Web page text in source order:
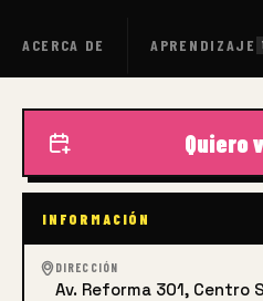
ACERCA DE APRENDIZAJE 1
Quiero
INFORMACIÓN
DIRECCIÓN
Av. Reforma 301, Centro